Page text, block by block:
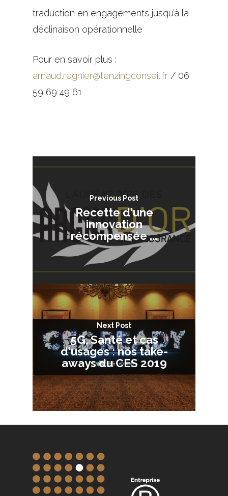
traduction en engagements jusqu’à la
déclinaison opérationnelle
Pour en savoir plus :
arnaud.regnier@tenzingconseil.fr / 06
59 69 49 61
Previous Post
Recette d'une
innovation
récompensée ...
Next Post
5G, Santé et cas
d'usages : nos take-
aways du CES 2019